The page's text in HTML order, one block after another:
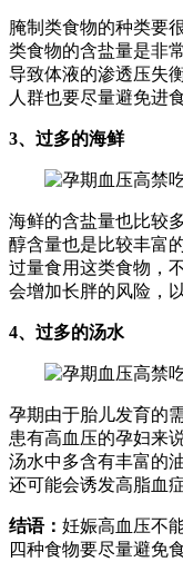
腌制类食物的种类要
类食物的含盐量是非
导致体液的渗透压失
人群也要尽量避免进
3、过多的海鲜
海鲜的含盐量也比较
醇含量也是比较丰富
过量食用这类食物，
会增加长胖的风险，
4、过多的汤水
孕期由于胎儿发育的
患有高血压的孕妇来
汤水中多含有丰富的
还可能会诱发高脂血
结语： 妊娠高血压不
四种食物要尽量避免